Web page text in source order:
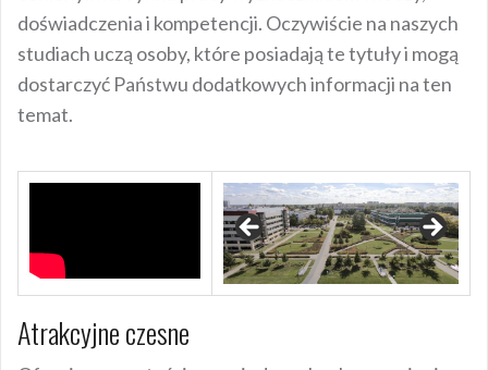
doświadczenia i kompetencji. Oczywiście na naszych
studiach uczą osoby, które posiadają te tytuły i mogą
dostarczyć Państwu dodatkowych informacji na ten
temat.
Atrakcyjne czesne